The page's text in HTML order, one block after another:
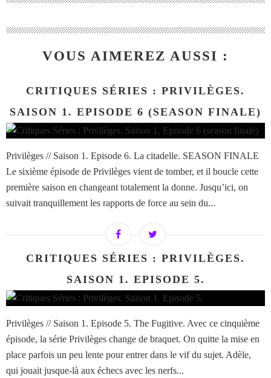
VOUS AIMEREZ AUSSI :
CRITIQUES SÉRIES : PRIVILÈGES.
SAISON 1. EPISODE 6 (SEASON FINALE)
Privilèges // Saison 1. Episode 6. La citadelle. SEASON FINALE
Le sixième épisode de Privilèges vient de tomber, et il boucle cette
première saison en changeant totalement la donne. Jusqu’ici, on
suivait tranquillement les rapports de force au sein du...
CRITIQUES SÉRIES : PRIVILÈGES.
SAISON 1. EPISODE 5.
Privilèges // Saison 1. Episode 5. The Fugitive. Avec ce cinquième
épisode, la série Privilèges change de braquet. On quitte la mise en
place parfois un peu lente pour entrer dans le vif du sujet. Adèle,
qui jouait jusque-là aux échecs avec les nerfs...